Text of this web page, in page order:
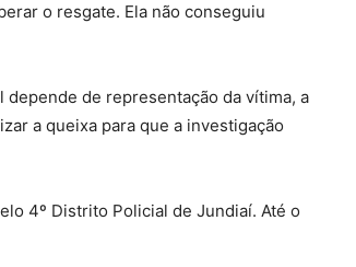
o resgate. Ela não conseguiu
de representação da vítima, a
a queixa para que a investigação
4º Distrito Policial de Jundiaí. Até o